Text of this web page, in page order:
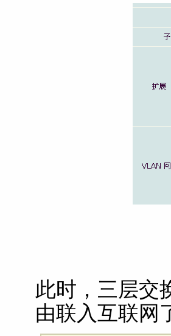
此时，三层交
由联入互联网